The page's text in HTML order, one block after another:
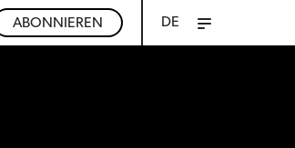
ABONNIEREN DE